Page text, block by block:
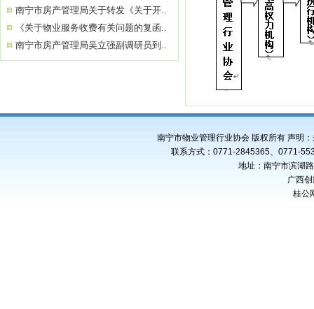
南宁市房产管理局关于转发《关于开..
《关于物业服务收费有关问题的复函..
南宁市房产管理局吴立强副调研员到..
南宁市物业管理行业协会 版权所有 声明
联系方式：0771-2845365、0771-
地址：南宁市滨湖
广西
桂公